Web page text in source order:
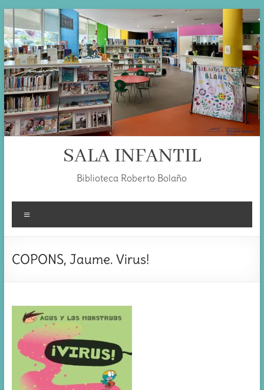
Skip
to
content
SALA INFANTIL
Biblioteca Roberto Bolaño
COPONS, Jaume. Virus!